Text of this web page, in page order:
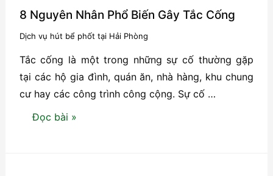
8 Nguyên Nhân Phổ Biến Gây Tắc Cống
Dịch vụ hút bể phốt tại Hải Phòng
Tắc cống là một trong những sự cố thường gặp
tại các hộ gia đình, quán ăn, nhà hàng, khu chung
cư hay các công trình công cộng. Sự cố …
8
Đọc bài »